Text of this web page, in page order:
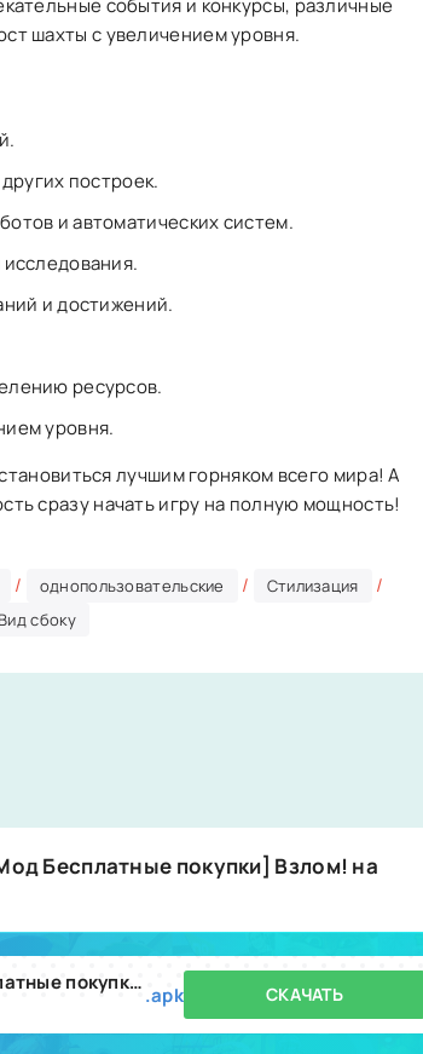
события и конкурсы, различные
шахты с увеличением уровня.
построек.
и автоматических систем.
и достижений.
ресурсов.
уровня.
лучшим горняком всего мира! А
сразу начать игру на полную мощность!
/ однопользовательские / Стилизация /
Вид сбоку
Бесплатные покупки] Взлом! на
Idle Miner Clicker Games [Мод Бесплатные покупки] v3.9.8.apk СКАЧАТЬ